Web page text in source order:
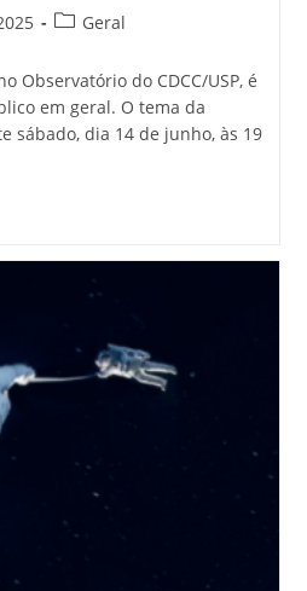
Geral
Observatório do CDCC/USP, é
em geral. O tema da
sábado, dia 14 de junho, às 19